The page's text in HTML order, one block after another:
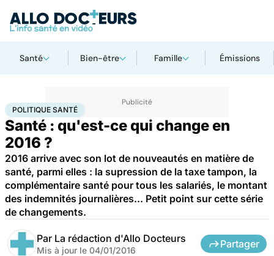
Santé Bien-être Famille Émissions
AccueilSantéSociété Santé publiquePolitique santé
POLITIQUE SANTÉ
Santé : qu'est-ce qui change en
2016 ?
2016 arrive avec son lot de nouveautés en matière de
santé, parmi elles : la supression de la taxe tampon, la
complémentaire santé pour tous les salariés, le montant
des indemnités journalières... Petit point sur cette série
de changements.
Par La rédaction d'Allo Docteurs
Mis à jour le 04/01/2016
Partager